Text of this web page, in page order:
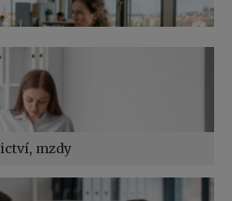
mzdy
na straně zaměstnavatele
zdravotní pojišťovny – jak na ně